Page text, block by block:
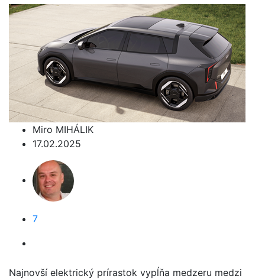
Miro MIHÁLIK
17.02.2025
7
Najnovší elektrický prírastok vypĺňa medzeru medzi